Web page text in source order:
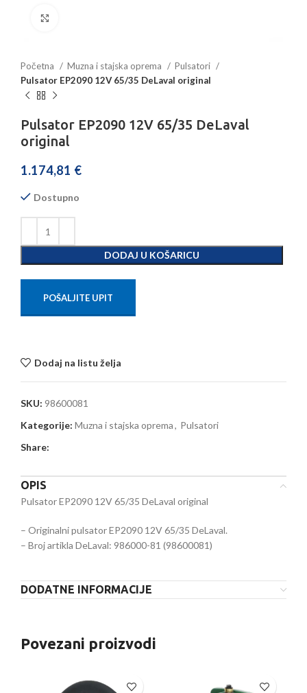
Početna Muzna i stajska oprema
Pulsatori
Pulsator EP2090 12V 65/35 DeLaval original
Pulsator EP2090 12V 65/35 DeLaval
original
1.174,81 €
Dostupno
DODAJ U KOŠARICU
POŠALJITE UPIT
Dodaj na listu želja
SKU: 98600081
Kategorije: Muzna i stajska oprema, Pulsatori
Share:
OPIS
Pulsator EP2090 12V 65/35 DeLaval original
– Originalni pulsator EP2090 12V 65/35 DeLaval.
– Broj artikla DeLaval: 986000-81 (98600081)
DODATNE INFORMACIJE
Povezani proizvodi